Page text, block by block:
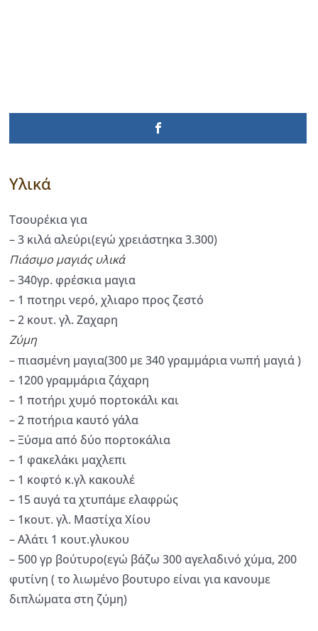
Υλικά
Τσουρέκια για
– 3 κιλά αλεύρι(εγώ χρειάστηκα 3.300)
Πιάσιμο μαγιάς υλικά
– 340γρ. φρέσκια μαγια
– 1 ποτηρι νερό, χλιαρο προς ζεστό
– 2 κουτ. γλ. Ζαχαρη
Ζύμη
– πιασμένη μαγια(300 με 340 γραμμάρια νωπή μαγιά )
– 1200 γραμμάρια ζάχαρη
– 1 ποτήρι χυμό πορτοκάλι και
– 2 ποτήρια καυτό γάλα
– Ξύσμα από δύο πορτοκάλια
– 1 φακελάκι μαχλεπι
– 1 κοφτό κ.γλ κακουλέ
– 15 αυγά τα χτυπάμε ελαφρώς
– 1κουτ. γλ. Μαστίχα Χίου
– Αλάτι 1 κουτ.γλυκου
– 500 γρ βούτυρο(εγώ βάζω 300 αγελαδινό χύμα, 200
φυτίνη ( το λιωμένο βουτυρο είναι για κανουμε
διπλώματα στη ζύμη)